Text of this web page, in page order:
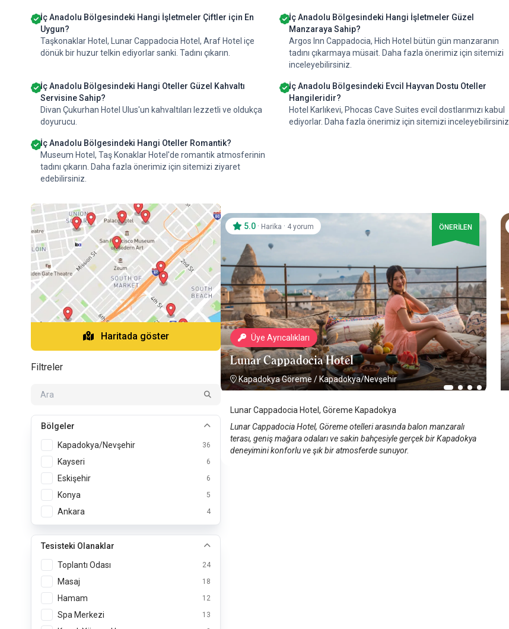
İç Anadolu Bölgesindeki Hangi İşletmeler Çiftler için En
Uygun?
Taşkonaklar Hotel, Lunar Cappadocia Hotel, Araf Hotel içe
dönük bir huzur telkin ediyorlar sanki. Tadını çıkarın.
İç Anadolu Bölgesindeki Hangi İşletmeler Güzel
Manzaraya Sahip?
Argos Inn Cappadocia, Hich Hotel bütün gün manzaranın
tadını çıkarmaya müsait. Daha fazla önerimiz için sitemizi
inceleyebilirsiniz.
İç Anadolu Bölgesindeki Hangi Oteller Güzel Kahvaltı
Servisine Sahip?
Divan Çukurhan Hotel Ulus'un kahvaltıları lezzetli ve oldukça
doyurucu.
İç Anadolu Bölgesindeki Evcil Hayvan Dostu Oteller
Hangileridir?
Hotel Karlıkevi, Phocas Cave Suites evcil dostlarımızı kabul
ediyorlar. Daha fazla önerimiz için sitemizi inceleyebilirsiniz.
İç Anadolu Bölgesindeki Hangi Oteller Romantik?
Museum Hotel, Taş Konaklar Hotel'de romantik atmosferinin
tadını çıkarın. Daha fazla önerimiz için sitemizi ziyaret
edebilirsiniz.
Haritada göster
Filtreler
Bölgeler
Kapadokya/Nevşehir
36
Kayseri 6
Eskişehir 6
Konya 5
Ankara 4
Tesisteki Olanaklar
Toplantı Odası
24
Masaj 18
Hamam 12
Spa Merkezi 13
Üye Ayrıcalıkları
Lunar Cappadocia Hotel
Kapadokya Göreme / Kapadokya/Nevşehir
5.0 · Harika · 4 yorum ÖNERİLEN
Lunar Cappadocia Hotel, Göreme Kapadokya
Lunar Cappadocia Hotel, Göreme otelleri arasında balon manzaralı
terası, geniş mağara odaları ve sakin bahçesiyle gerçek bir Kapadokya
deneyimini konforlu ve şık bir atmosferde sunuyor.